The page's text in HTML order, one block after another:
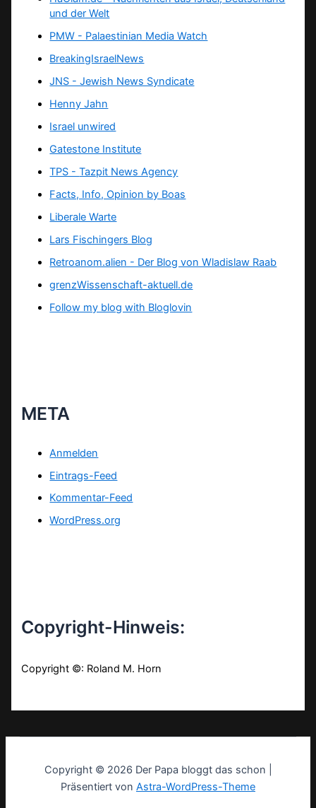
und der Welt
PMW - Palaestinian Media Watch
BreakingIsraelNews
JNS - Jewish News Syndicate
Henny Jahn
Israel unwired
Gatestone Institute
TPS -Tazpit News Agency
Facts, Info, Opinion by Boas
Liberale Warte
Lars Fischingers Blog
Retroanom.alien - Der Blog von Wladislaw Raab
grenzWissenschaft-aktuell.de
Follow my blog with Bloglovin
META
Anmelden
Eintrags-Feed
Kommentar-Feed
WordPress.org
Copyright-Hinweis:
Copyright ©: Roland M. Horn
Copyright © 2026 Der Papa bloggt das schon |
Präsentiert von Astra-WordPress-Theme